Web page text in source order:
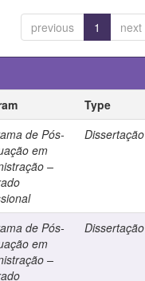
previous 1 next
Type
de Pós-
em
–
Dissertação
de Pós-
em
–
Dissertação